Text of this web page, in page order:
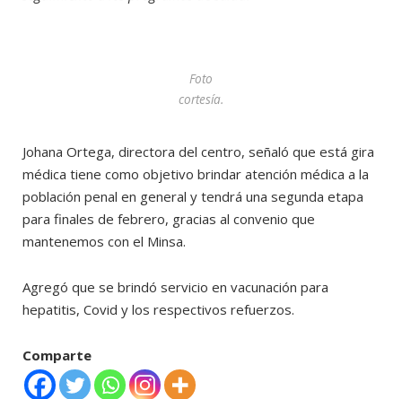
Foto
cortesía.
Johana Ortega, directora del centro, señaló que está gira
médica tiene como objetivo brindar atención médica a la
población penal en general y tendrá una segunda etapa
para finales de febrero, gracias al convenio que
mantenemos con el Minsa.
Agregó que se brindó servicio en vacunación para
hepatitis, Covid y los respectivos refuerzos.
Comparte